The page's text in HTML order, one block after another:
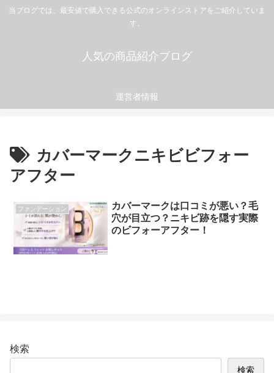
当ブログでは、最安値で購入できる公式のオンラインストアをご紹介していま
す。
人気の商品紹介ブログ
運営者情報
カバーマークニキビビフォー
アフター
ファンデーション
カバーマークは口コミが悪い？毛
穴が目立つ？ニキビ跡を隠す実際
のビフォーアフター！
検索
検索